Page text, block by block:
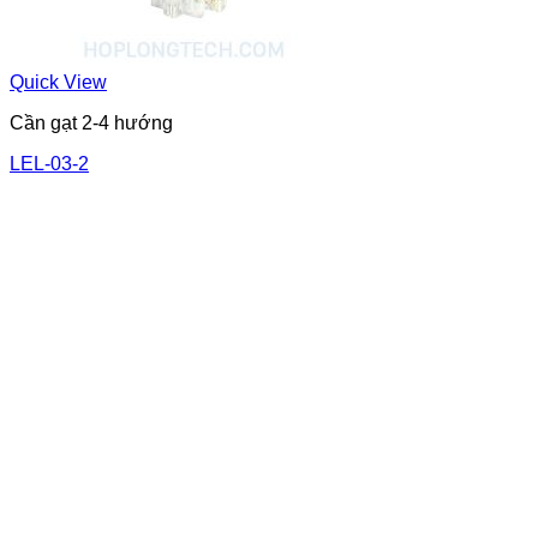
Quick View
Cần gạt 2-4 hướng
LEL-03-2